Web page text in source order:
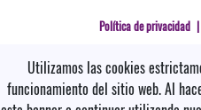
Política de privacidad |
Utilizamos las cookies
funcionamiento del sitio web. Al